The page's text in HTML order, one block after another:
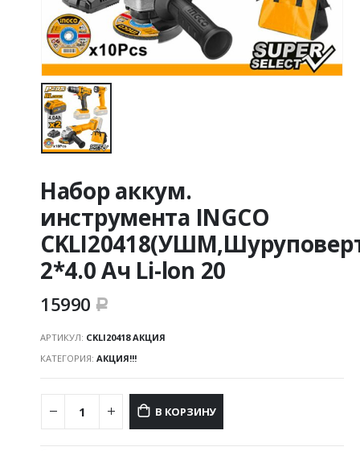
Набор аккум.
инструмента INGCO
2*4.0 Ач Li-lon 20
15990 Р
АРТИКУЛ: CKLI20418 АКЦИЯ
КАТЕГОРИЯ: АКЦИЯ!!!
В КОРЗИНУ